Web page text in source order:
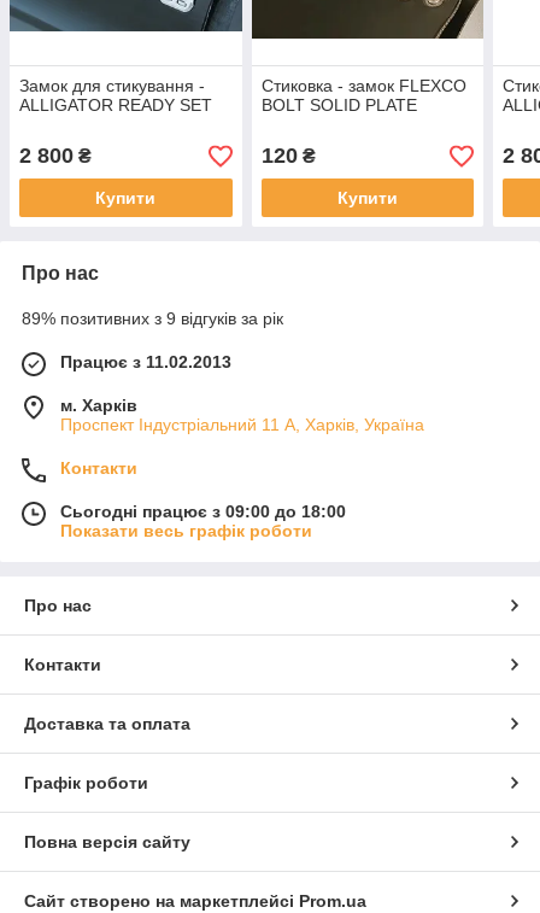
Замок для стикування -
ALLIGATOR READY SET
2 800 ₴
Купити
Стиковка - замок FLEXCO
BOLT SOLID PLATE
120₴
Купити
2
Про нас
89% позитивних з 9 відгуків за рік
Працює з 11.02.2013
м. Харків
Проспект Індустріальний 11 А, Харків, Україна
Контакти
Сьогодні працює з 09:00 до 18:00
Показати весь графік роботи
Про нас
Контакти
Доставка та оплата
Графік роботи
Повна версія сайту
Сайт створено на маркетплейсі Prom.ua